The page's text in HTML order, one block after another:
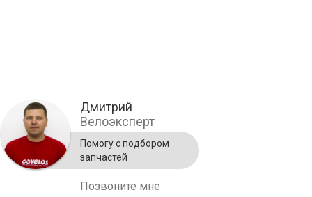
Дмитрий
Велоэксперт
Помогу с подбором
запчастей
Позвоните мне